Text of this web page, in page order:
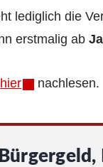
lediglich die
erstmalig ab
hier nachlesen.